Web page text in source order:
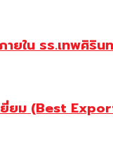
ยใน รร.เทพศิริน
ยม (Best